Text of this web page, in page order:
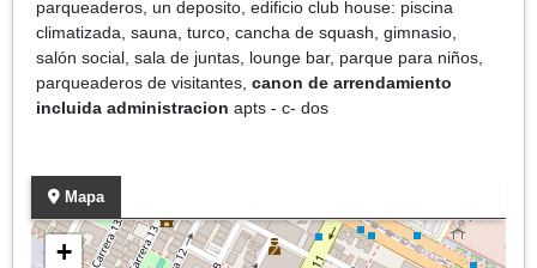
parqueaderos, un deposito, edificio club house: piscina
climatizada, sauna, turco, cancha de squash, gimnasio,
salón social, sala de juntas, lounge bar, parque para niños,
parqueaderos de visitantes, canon de arrendamiento
incluida administracion apts - c- dos
Mapa
+